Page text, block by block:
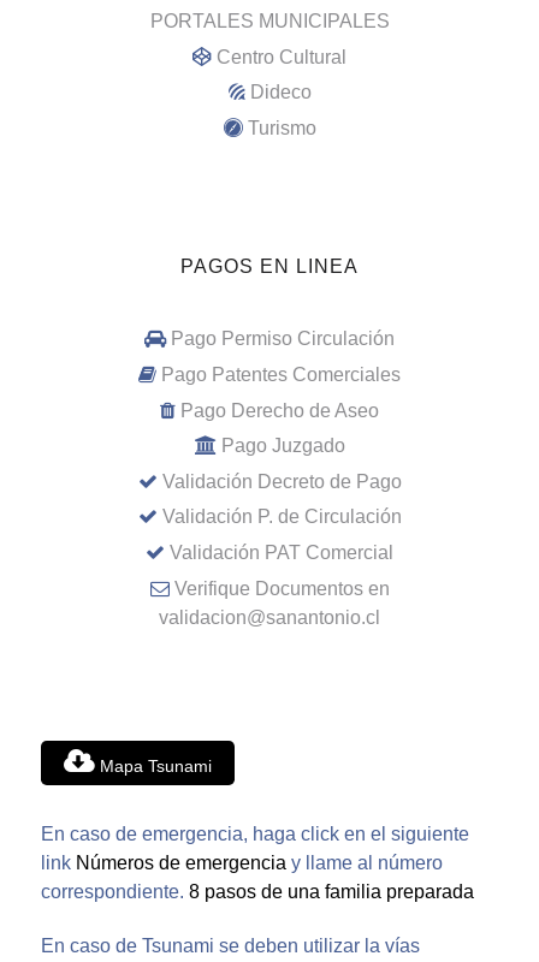
PORTALES MUNICIPALES
Centro Cultural
Dideco
Turismo
PAGOS EN LINEA
Pago Permiso Circulación
Pago Patentes Comerciales
Pago Derecho de Aseo
Pago Juzgado
Validación Decreto de Pago
Validación P. de Circulación
Validación PAT Comercial
Verifique Documentos en
validacion@sanantonio.cl
Mapa Tsunami
En caso de emergencia, haga click en el siguiente
link Números de emergencia y llame al número
correspondiente. 8 pasos de una familia preparada
En caso de Tsunami se deben utilizar la vías